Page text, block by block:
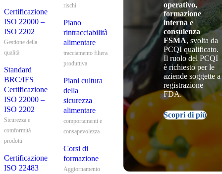
Certificazione
ISO 22000 –
ISO 2202
Gestione della
qualità
Standard
BRC/IFS
Certificazione
ISO 22000 –
ISO 2202
Sicurezza e
comformità
prodotti
Certificazione
ISO 22483
rischi
Piano
rintracciabilità
alimentare
tracciamento filiera
produttiva
Piani cultura
della
sicurezza
alimentare
comportamenti e
consapevolezza
Corsi di
formazione
Aggiornamento
operativo,
formazione
interna e
consulenza
FSMA, svolta da
PCQI qualificato.
Il ruolo del PCQI
è richiesto per le
aziende soggette a
registrazione
FDA.
Scopri di più